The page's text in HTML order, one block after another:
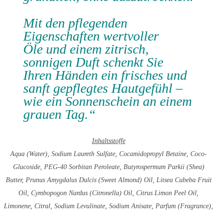
Mit den pflegenden
Eigenschaften wertvoller
Öle und einem zitrisch,
sonnigen Duft schenkt Sie
Ihren Händen ein frisches und
sanft gepflegtes Hautgefühl –
wie ein Sonnenschein an einem
grauen Tag.“
Inhaltsstoffe
Aqua (Water), Sodium Laureth Sulfate, Cocamidopropyl Betaine, Coco-
Glucoside, PEG-40 Sorbitan Peroleate, Butyrospermum Parkii (Shea)
Butter, Prunus Amygdalus Dulcis (Sweet Almond) Oil, Litsea Cubeba Fruit
Oil, Cymbopogon Nardus (Citronella) Oil, Citrus Limon Peel Oil,
Limonene, Citral, Sodium Levulinate, Sodium Anisate, Parfum (Fragrance),